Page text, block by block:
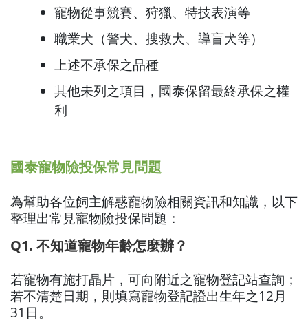
寵物從事競賽、狩獵、特技表演等
職業犬（警犬、搜救犬、導盲犬等）
上述不承保之品種
其他未列之項目，國泰保留最終承保之權
利
國泰寵物險投保常見問題
為幫助各位飼主解惑寵物險相關資訊和知識，以下
整理出常見寵物險投保問題：
Q1. 不知道寵物年齡怎麼辦？
若寵物有施打晶片，可向附近之寵物登記站查詢；
若不清楚日期，則填寫寵物登記證出生年之12月
31日。